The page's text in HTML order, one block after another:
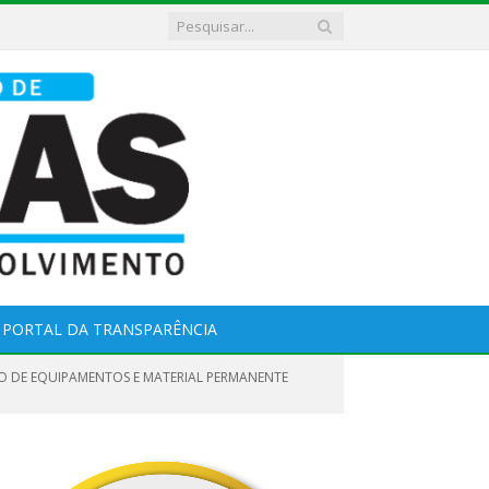
PORTAL DA TRANSPARÊNCIA
EQUIPAMENTOS E MATERIAL PERMANENTE